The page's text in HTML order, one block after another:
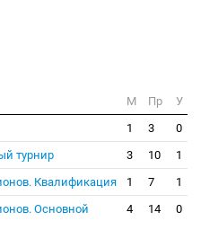
М Пр
У
1 3
0
турнир 3 10
1
Квалификация 1 7
1
Основной
4 14 0